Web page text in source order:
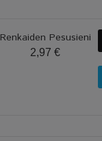
Renkaiden Pesusieni
2,97 €